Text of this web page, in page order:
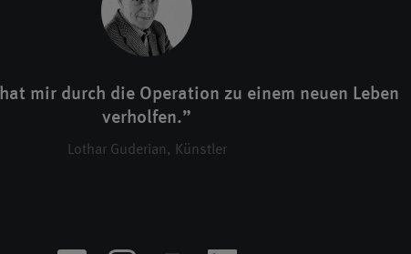
mir durch die Operation zu einem neuen Leben
verholfen.”
Lothar Guderian, Künstler